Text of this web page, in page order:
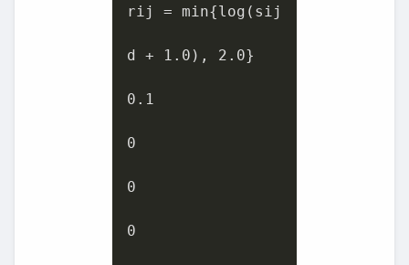
rij = min{log(sij
d + 1.0 ), 2.0}
0.1
0
0
0